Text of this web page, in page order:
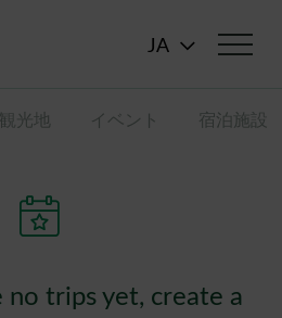
JA
光地 イベント 宿泊施設
no trips yet, create a